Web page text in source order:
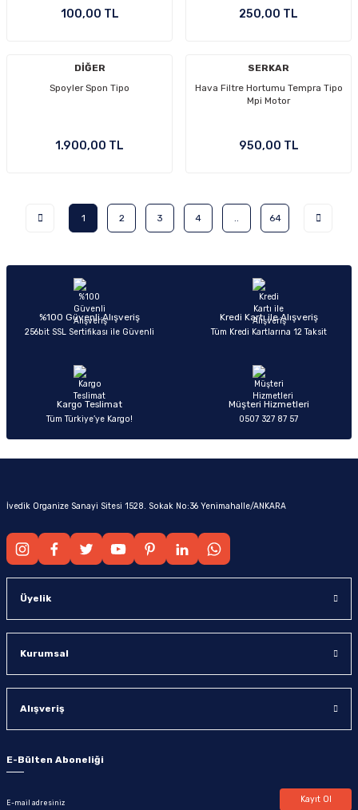
100,00 TL 250,00 TL
DİĞER
Spoyler Spon Tipo
1.900,00 TL
SERKAR
Hava Filtre Hortumu Tempra Tipo
Mpi Motor
950,00 TL
1 2 3 4 64
%100 Güvenli Alışveriş
256bit SSL Sertifikası ile Güvenli
Kredi Kartı ile Alışveriş
Tüm Kredi Kartlarına 12 Taksit
Kargo Teslimat
Tüm Türkiye’ye Kargo!
Müşteri Hizmetleri
0507 327 87 57
İvedik Organize Sanayi Sitesi 1528. Sokak No:36 Yenimahalle/ANKARA
Üyelik
Kurumsal
Alışveriş
E-Bülten Aboneliği
Kayıt Ol